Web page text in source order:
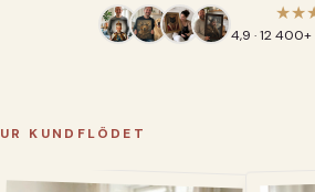
4,9 · 12
UR KUNDFLÖDET